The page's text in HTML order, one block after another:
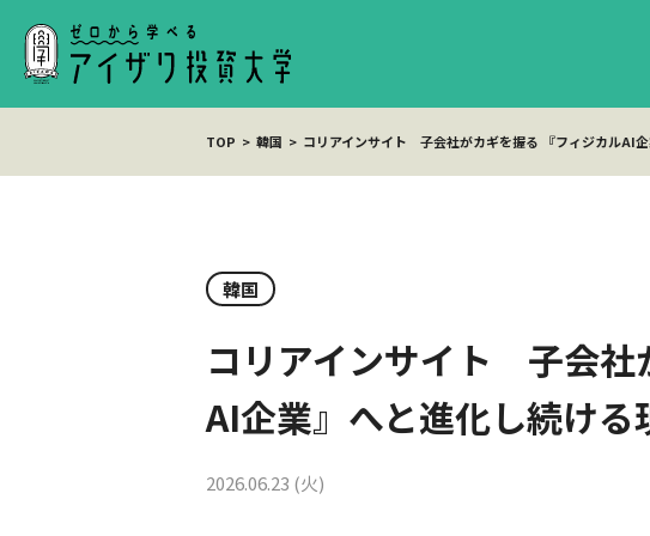
TOP 韓国 コリアインサイト 子会社がカギを握る 『フィジカルAI
韓国
コリアインサイト 子会社
AI企業』へと進化し続ける
2026.06.23 (火)